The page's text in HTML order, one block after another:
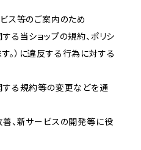
ビス等のご案内のため
する当ショップの規約、ポリシ
。）に違反する行為に対する
する規約等の変更などを通
善、新サービスの開発等に役